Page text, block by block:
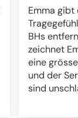
Emma
BHs
zeichnet
eine
und der
sind